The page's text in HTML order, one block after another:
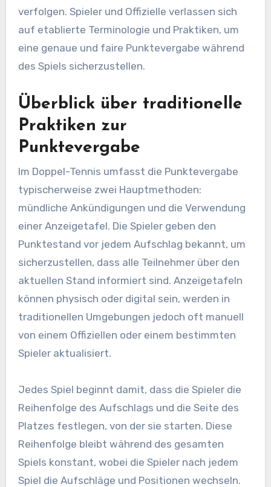
verfolgen. Spieler und Offizielle verlassen sich
auf etablierte Terminologie und Praktiken, um
eine genaue und faire Punktevergabe während
des Spiels sicherzustellen.
Überblick über traditionelle
Praktiken zur
Punktevergabe
Im Doppel-Tennis umfasst die Punktevergabe
typischerweise zwei Hauptmethoden:
mündliche Ankündigungen und die Verwendung
einer Anzeigetafel. Die Spieler geben den
Punktestand vor jedem Aufschlag bekannt, um
sicherzustellen, dass alle Teilnehmer über den
aktuellen Stand informiert sind. Anzeigetafeln
können physisch oder digital sein, werden in
traditionellen Umgebungen jedoch oft manuell
von einem Offiziellen oder einem bestimmten
Spieler aktualisiert.
Jedes Spiel beginnt damit, dass die Spieler die
Reihenfolge des Aufschlags und die Seite des
Platzes festlegen, von der sie starten. Diese
Reihenfolge bleibt während des gesamten
Spiels konstant, wobei die Spieler nach jedem
Spiel die Aufschläge und Positionen wechseln.